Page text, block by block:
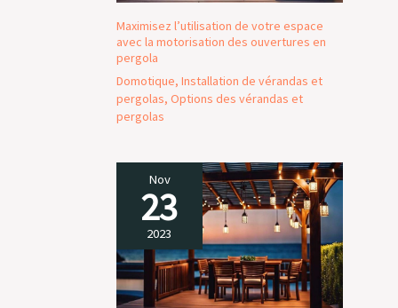
Maximisez l’utilisation de votre espace
avec la motorisation des ouvertures en
pergola
Domotique, Installation de vérandas et
pergolas, Options des vérandas et
pergolas
Nov
23
2023